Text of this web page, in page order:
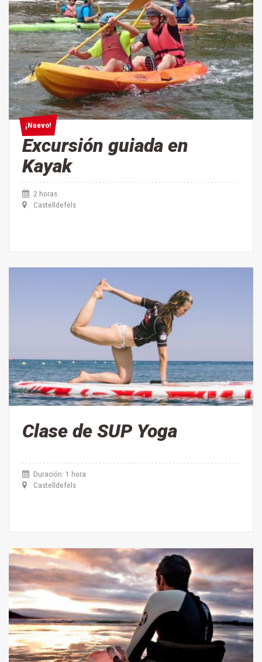
¡Nuevo!
¡Nuevo!
Excursión guiada en
Kayak
2 horas
Castelldefels
Clase de SUP Yoga
Duración: 1 hora
Castelldefels